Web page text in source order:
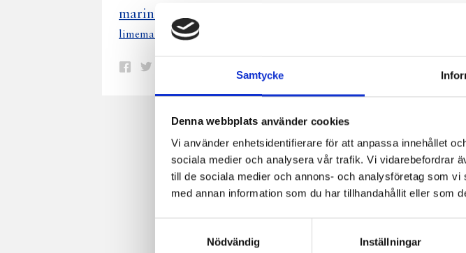
Samtycke
Denna webbplats använder cookies
Vi använder enhetsidentifierare för att anpassa innehållet
sociala medier och analysera vår trafik. Vi vidarebefordrar
till de sociala medier och annons- och analysföretag som
med annan information som du har tillhandahållit eller som
Nödvändig
Inställningar
marinerad
limemarinerad lax löjromsmousse
Dela
post
Skriv